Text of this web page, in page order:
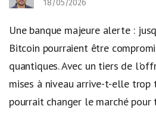
18/05/2026
Une banque majeure alerte :
Bitcoin pourraient être
quantiques. Avec un tiers de
mises à niveau arrive-t-elle trop
pourrait changer le marché pour